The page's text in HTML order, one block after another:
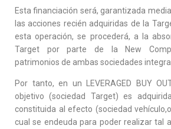
Esta financiación será, garantizada
las acciones recién adquiridas de la
esta operación, se procederá, a la
Target por parte de la New
patrimonios de ambas sociedades
Por tanto, en un LEVERAGED BUY
objetivo (sociedad Target) es
constituida al efecto (sociedad
cual se endeuda para poder realizar tal